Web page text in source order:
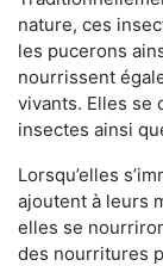
nature, ces
les pucerons
nourrissent
vivants. Elles se
insectes ainsi
Lorsqu’elles
ajoutent à leurs
elles se
des nourritures